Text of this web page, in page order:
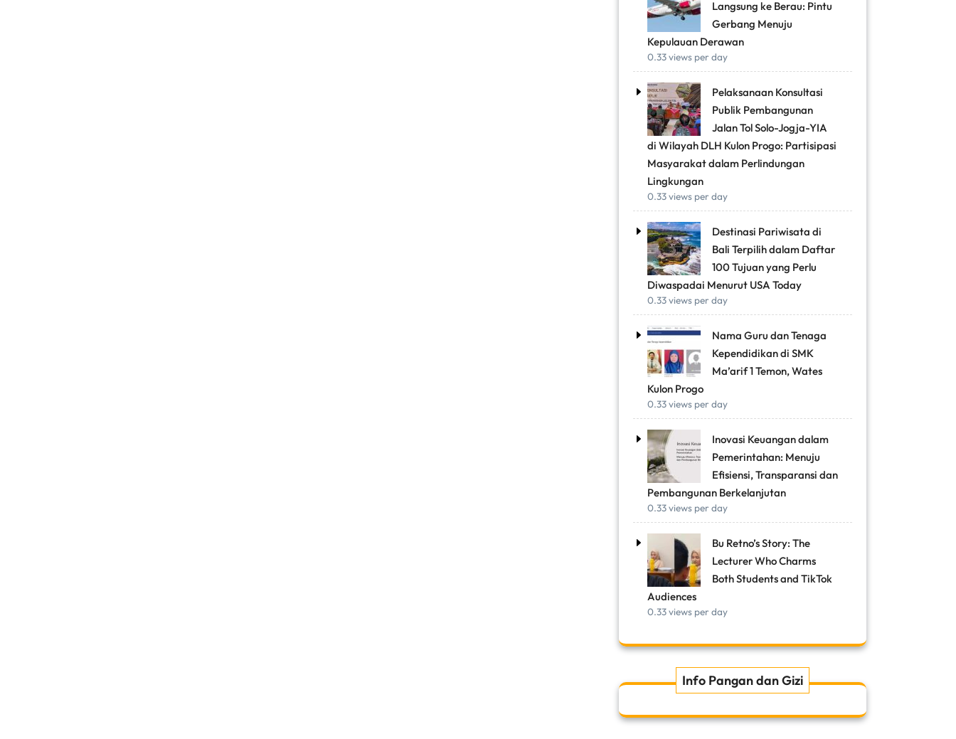
Langsung ke Berau: Pintu
Gerbang Menuju
Kepulauan Derawan
0.33 views per day
Pelaksanaan Konsultasi
Publik Pembangunan
Jalan Tol Solo-Jogja-YIA
di Wilayah DLH Kulon Progo: Partisipasi
Masyarakat dalam Perlindungan
Lingkungan
0.33 views per day
Destinasi Pariwisata di
Bali Terpilih dalam Daftar
100 Tujuan yang Perlu
Diwaspadai Menurut USA Today
0.33 views per day
Nama Guru dan Tenaga
Kependidikan di SMK
Ma’arif 1 Temon, Wates
Kulon Progo
0.33 views per day
Inovasi Keuangan dalam
Pemerintahan: Menuju
Efisiensi, Transparansi dan
Pembangunan Berkelanjutan
0.33 views per day
Bu Retno’s Story: The
Lecturer Who Charms
Both Students and TikTok
Audiences
0.33 views per day
Info Pangan dan Gizi